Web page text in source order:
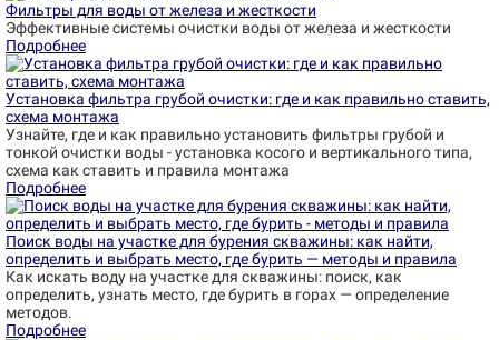
Фильтры для воды от железа и жесткости
Эффективные системы очистки воды от железа и жесткости
Подробнее
Установка фильтра грубой очистки: где и как правильно ставить,
схема монтажа
Узнайте, где и как правильно установить фильтры грубой и
тонкой очистки воды - установка косого и вертикального типа,
схема как ставить и правила монтажа
Подробнее
Поиск воды на участке для бурения скважины: как найти,
определить и выбрать место, где бурить — методы и правила
Как искать воду на участке для скважины: поиск, как
определить, узнать место, где бурить в горах — определение
методов.
Подробнее